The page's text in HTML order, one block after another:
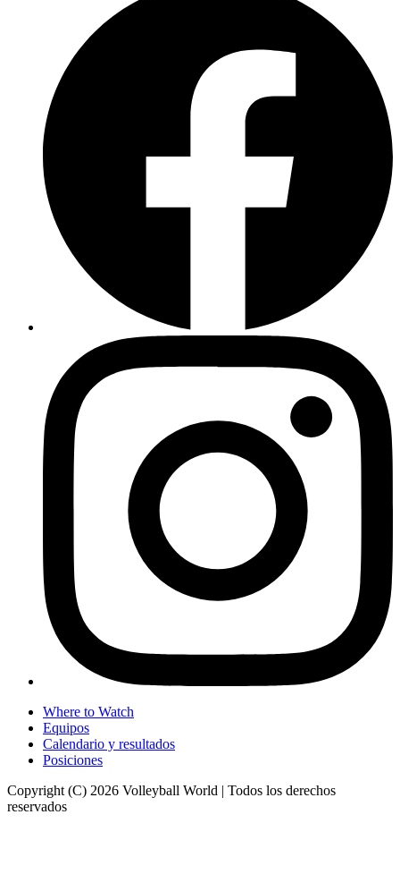
Where to Watch
Equipos
Calendario y resultados
Posiciones
Copyright (C) 2026 Volleyball World | Todos los derechos
reservados